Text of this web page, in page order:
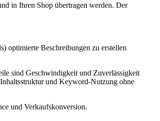
in Ihren Shop übertragen werden. Der
optimierte Beschreibungen zu erstellen
sind Geschwindigkeit und Zuverlässigkeit
und Keyword-Nutzung ohne
und Verkaufskonversion.